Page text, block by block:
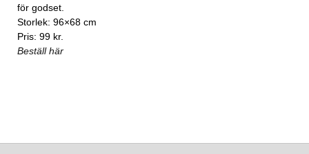
för godset.
Storlek: 96×68 cm
Pris: 99 kr.
Beställ här